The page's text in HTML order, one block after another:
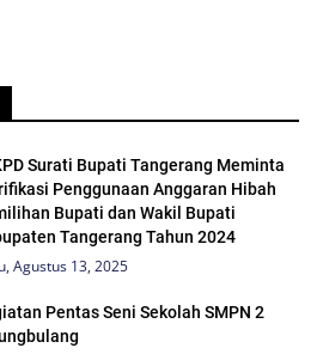
Surati Bupati Tangerang Meminta
Penggunaan Anggaran Hibah
Bupati dan Wakil Bupati
Tangerang Tahun 2024
Agustus 13, 2025
Pentas Seni Sekolah SMPN 2